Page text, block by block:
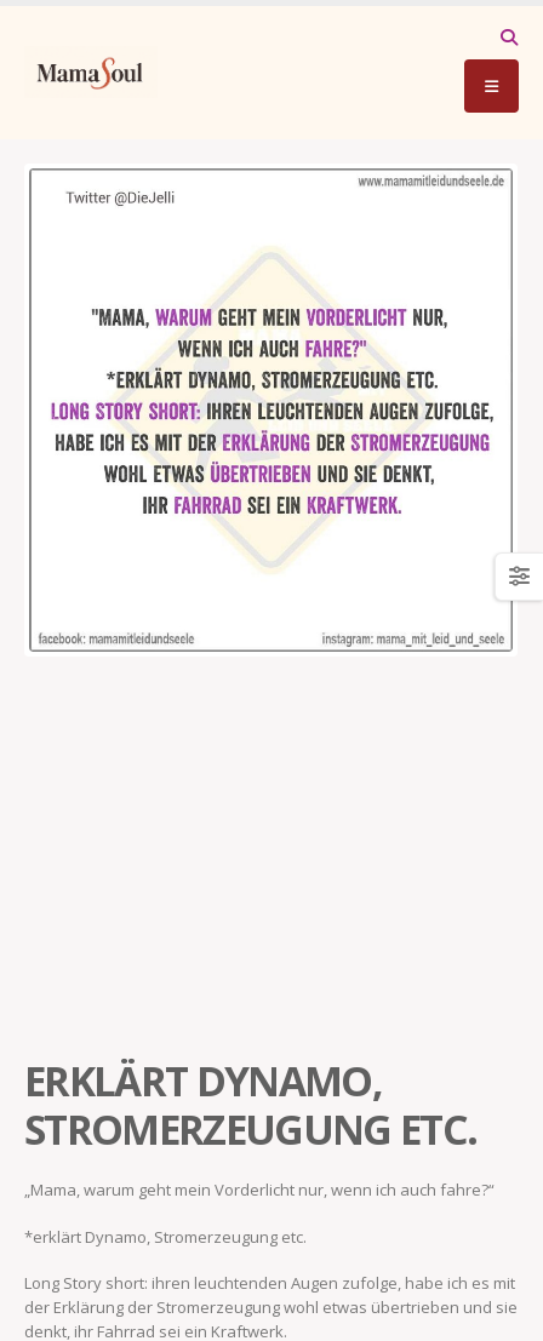
ERKLÄRT DYNAMO,
STROMERZEUGUNG ETC.
„Mama, warum geht mein Vorderlicht nur, wenn ich auch fahre?“
*erklärt Dynamo, Stromerzeugung etc.
Long Story short: ihren leuchtenden Augen zufolge, habe ich es mit
der Erklärung der Stromerzeugung wohl etwas übertrieben und sie
denkt, ihr Fahrrad sei ein Kraftwerk.